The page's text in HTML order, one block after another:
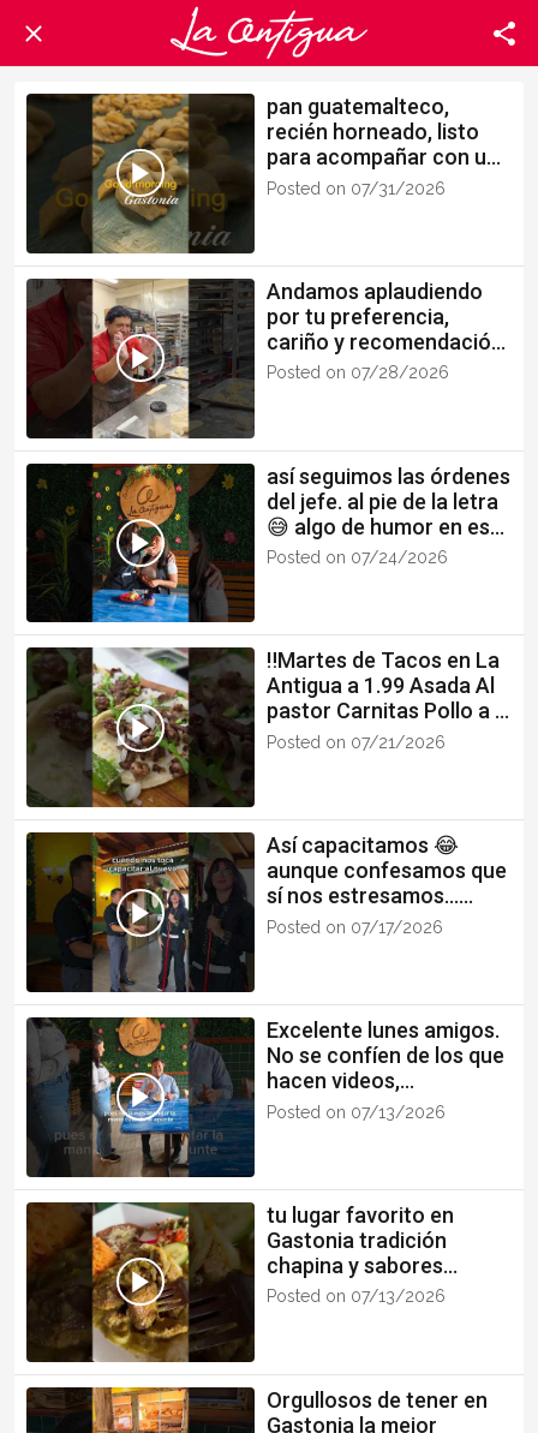
pan guatemalteco,
recién horneado, listo
para acompañar con un
buen café 😉
Posted on 07/31/2026
Andamos aplaudiendo
por tu preferencia,
cariño y recomendación.
Somos el equipo de La
Posted on 07/28/2026
así seguimos las órdenes
del jefe. al pie de la letra
😅 algo de humor en este
viernes sabrosón
Posted on 07/24/2026
‼️Martes de Tacos en La
Antigua a 1.99 Asada Al
pastor Carnitas Pollo a la
plancha Chorizo
Posted on 07/21/2026
Así capacitamos 😂
aunque confesamos que
sí nos estresamos...
como dice la chaviza nos
Posted on 07/17/2026
Excelente lunes amigos.
No se confíen de los que
hacen videos,
influencers o blogueros
Posted on 07/13/2026
tu lugar favorito en
Gastonia tradición
chapina y sabores
auténticos
Posted on 07/13/2026
Orgullosos de tener en
Gastonia la mejor